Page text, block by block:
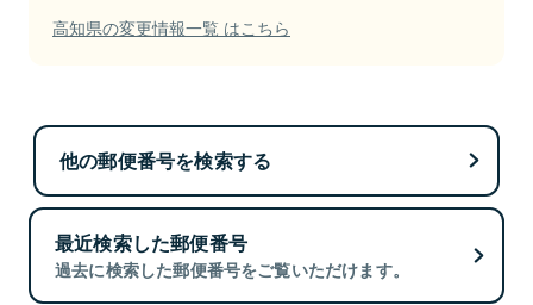
高知県の変更情報一覧 はこちら
他の郵便番号を検索する
最近検索した郵便番号
過去に検索した郵便番号をご覧いただけます。